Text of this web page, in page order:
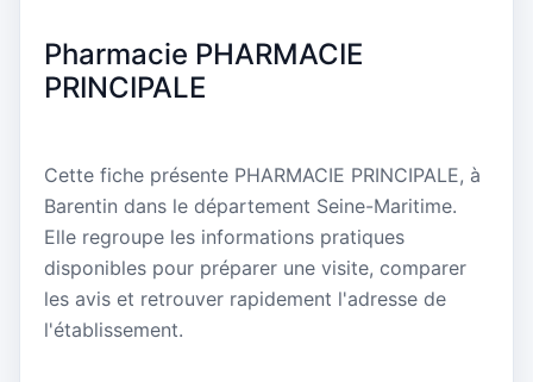
Pharmacie PHARMACIE
PRINCIPALE
Cette fiche présente PHARMACIE PRINCIPALE, à
Barentin dans le département Seine-Maritime.
Elle regroupe les informations pratiques
disponibles pour préparer une visite, comparer
les avis et retrouver rapidement l'adresse de
l'établissement.